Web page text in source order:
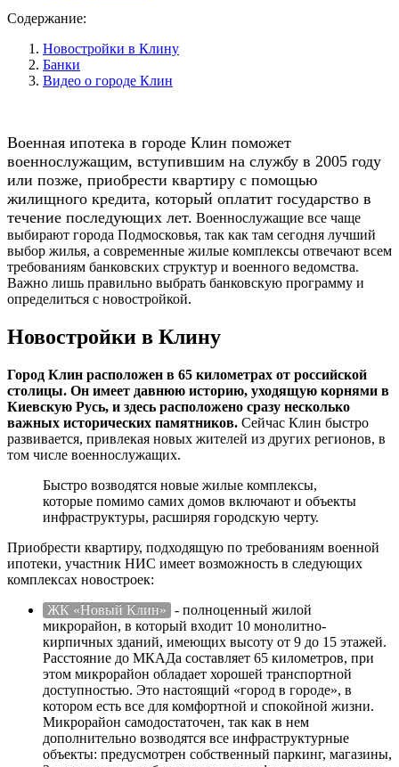
Содержание:
Новостройки в Клину
Банки
Видео о городе Клин
Военная ипотека в городе Клин поможет
военнослужащим, вступившим на службу в 2005 году
или позже, приобрести квартиру с помощью
жилищного кредита, который оплатит государство в
течение последующих лет. Военнослужащие все чаще
выбирают города Подмосковья, так как там сегодня лучший
выбор жилья, а современные жилые комплексы отвечают всем
требованиям банковских структур и военного ведомства.
Важно лишь правильно выбрать банковскую программу и
определиться с новостройкой.
Новостройки в Клину
Город Клин расположен в 65 километрах от российской
столицы. Он имеет давнюю историю, уходящую корнями в
Киевскую Русь, и здесь расположено сразу несколько
важных исторических памятников. Сейчас Клин быстро
развивается, привлекая новых жителей из других регионов, в
том числе военнослужащих.
Быстро возводятся новые жилые комплексы,
которые помимо самих домов включают и объекты
инфраструктуры, расширяя городскую черту.
Приобрести квартиру, подходящую по требованиям военной
ипотеки, участник НИС имеет возможность в следующих
комплексах новостроек:
ЖК «Новый Клин» - полноценный жилой
микрорайон, в который входит 10 монолитно-
кирпичных зданий, имеющих высоту от 9 до 15 этажей.
Расстояние до МКАДа составляет 65 километров, при
этом микрорайон обладает хорошей транспортной
доступностью. Это настоящий «город в городе», в
котором есть все для комфортной и спокойной жизни.
Микрорайон самодостаточен, так как в нем
дополнительно возводятся все инфраструктурные
объекты: предусмотрен собственный паркинг, магазины,